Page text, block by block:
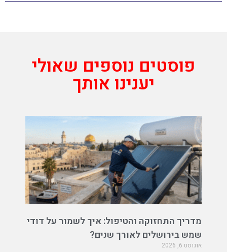
פוסטים נוספים שאולי
יענינו אותך
מדריך התחזוקה והטיפול: איך לשמור על דודי
שמש בירושלים לאורך שנים?
אוגוסט 6, 2026